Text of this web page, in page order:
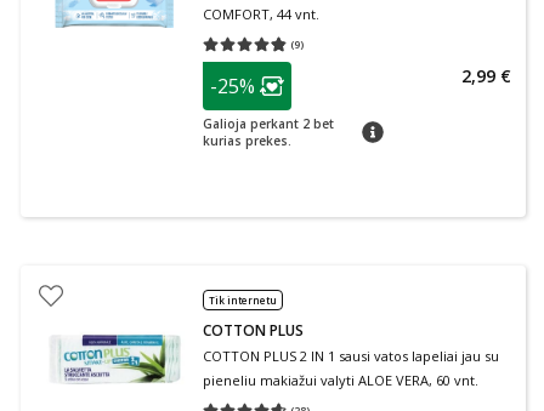
COMFORT, 44 vnt.
(9)
Vidutinis įvertinimas 4.78
patarimas
Lojalumo klubo narių nuolaida
-25%
Galioja perkant 2 bet
kurias prekes.
patarimas
2,99 €
Tik internetu
COTTON PLUS
COTTON PLUS 2 IN 1 sausi vatos lapeliai jau su
pieneliu makiažui valyti ALOE VERA, 60 vnt.